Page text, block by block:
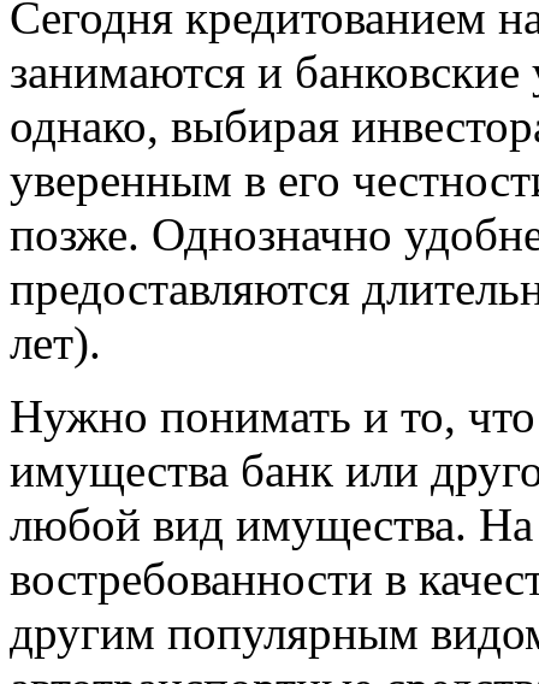
Сегодня кредитованием
занимаются и
однако, выбирая
уверенным в его
позже. Однозначно
предоставляются
лет).
Нужно понимать и то,
имущества банк или
любой вид имущества.
востребованности в
другим популярным